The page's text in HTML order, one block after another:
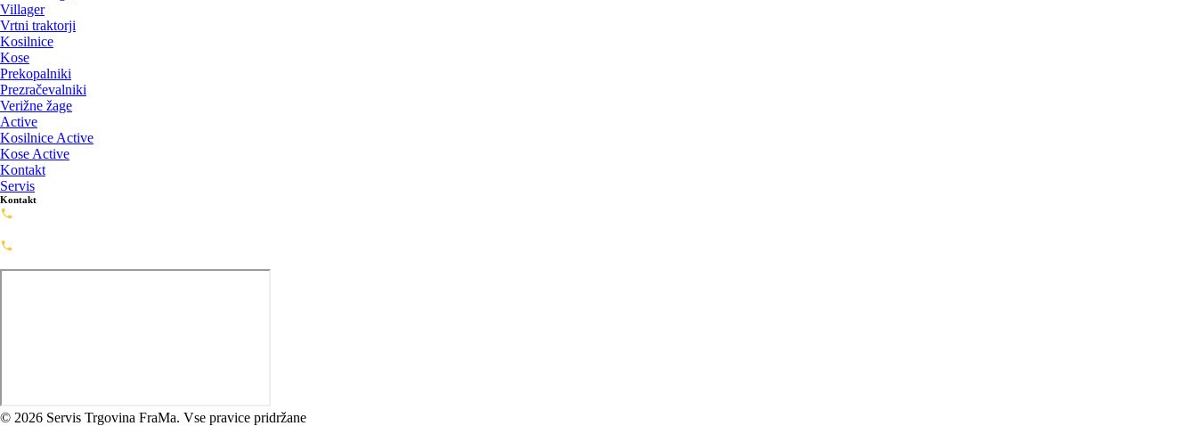
Villager
Vrtni traktorji
Kosilnice
Kose
Prekopalniki
Prezračevalniki
Verižne žage
Active
Kosilnice Active
Kose Active
Kontakt
Servis
Kontakt
© 2026 Servis Trgovina FraMa. Vse pravice pridržane